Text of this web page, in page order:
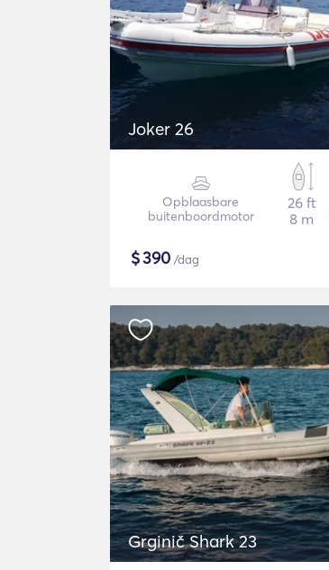
Joker 26
Opblaasbare
buitenboordmotor
26 ft
8 m
$390 /dag
Grginič Shark 23